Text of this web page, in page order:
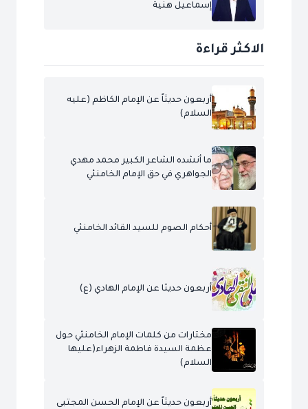
إسماعيل هنية
الاكثر قراءة
أربعون حديثاً عن الإمام الكاظم (عليه
السلام)
ما أنشده الشاعر الكبير محمد مهدي
الجواهري في حق الإمام الخامنئي
أحكام الصوم للسيد القائد الخامنئي
أربعون حديثا عن الإمام الهادي (ع)
مختارات من كلمات الإمام الخامنئي حول
عظمة السيدة فاطمة الزهراء(عليها
السلام)
أربعون حديثاً عن الإمام الحسن المجتبى